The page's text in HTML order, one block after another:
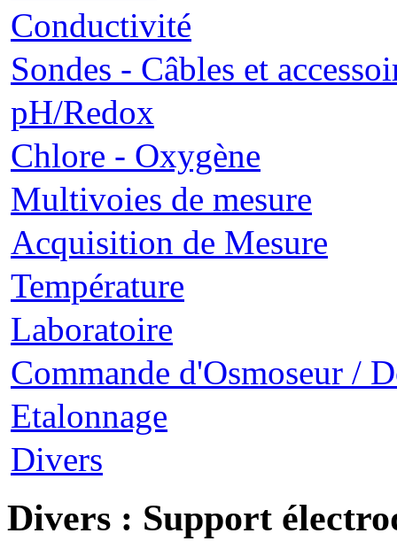
Conductivité
Sondes - Câbles et
pH/Redox
Chlore - Oxygène
Multivoies de mesure
Acquisition de Mesure
Température
Laboratoire
Commande d'Osmoseur /
Etalonnage
Divers
Divers : Support